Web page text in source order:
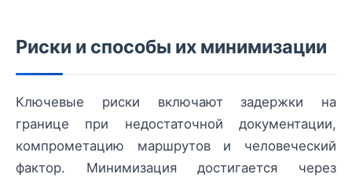
Риски и способы их минимизации
Ключевые риски включают задержки на
границе при недостаточной документации,
компрометацию маршрутов и человеческий
фактор. Минимизация достигается через